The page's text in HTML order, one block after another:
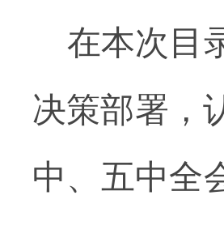
在本次目
决策部署，
中、五中全